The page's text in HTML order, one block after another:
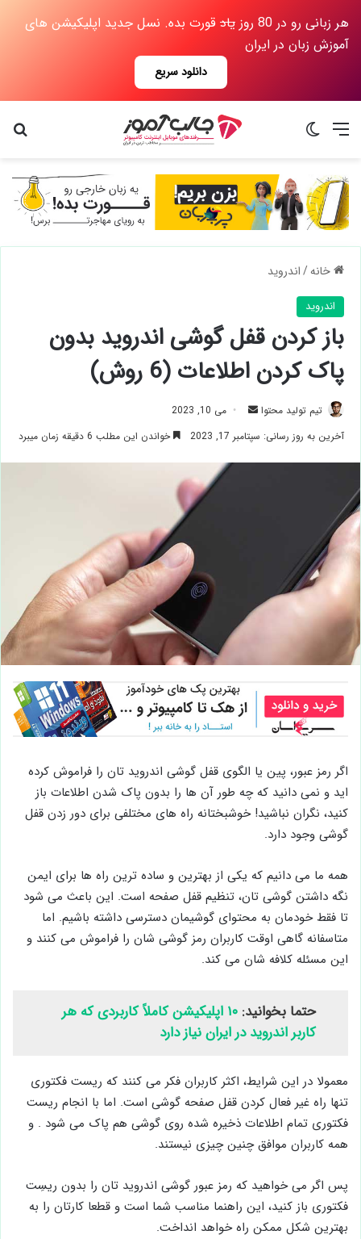
هر زبانی رو در 80 روز یاد قورت بده. نسل جدید اپلیکیشن های
آموزش زبان در ایران
دانلود سریع
منو
خانه/اندروید
اندروید
باز کردن قفل گوشی اندروید بدون
پاک کردن اطلاعات (6 روش)
تیم تولید محتوا
ارسال
ایمیل
می 10, 2023
آخرین به روز رسانی: سپتامبر 17, 2023
خواندن این مطلب 6 دقیقه زمان میبرد
اگر رمز عبور، پین یا الگوی قفل گوشی اندروید تان را فراموش کرده
اید و نمی دانید که چه طور آن ها را بدون پاک شدن اطلاعات باز
کنید، نگران نباشید! خوشبختانه راه های مختلفی برای دور زدن قفل
گوشی وجود دارد.
همه ما می دانیم که یکی از بهترین و ساده ترین راه ها برای ایمن
نگه داشتن گوشی تان، تنظیم قفل صفحه است. این باعث می شود
تا فقط خودمان به محتوای گوشیمان دسترسی داشته باشیم. اما
متاسفانه گاهی اوقت کاربران رمز گوشی شان را فراموش می کنند و
این مسئله کلافه شان می کند.
حتما بخوانید:
۱۰ اپلیکیشن کاملاً کاربردی که هر
کاربر اندروید در ایران نیاز دارد
معمولا در این شرایط، اکثر کاربران فکر می کنند که ریست فکتوری
تنها راه غیر فعال کردن قفل صفحه گوشی است. اما با انجام ریست
فکتوری تمام اطلاعات ذخیره شده روی گوشی هم پاک می شود . و
همه کاربران موافق چنین چیزی نیستند.
پس اگر می خواهید که رمز عبور گوشی اندروید تان را بدون ریسِت
فکتوری باز کنید، این راهنما مناسب شما است و قطعا کارتان را به
بهترین شکل ممکن راه خواهد انداخت.